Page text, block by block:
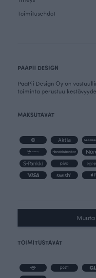
Toimitusehdot
PAAPII DESIGN
PaaPii Design Oy on
toiminta perustuu
MAKSUTAVAT
TOIMITUSTAVAT